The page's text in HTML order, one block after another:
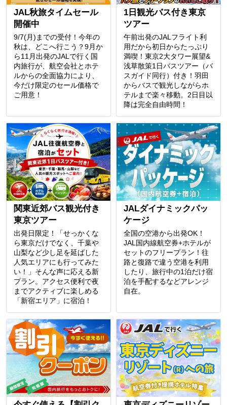
JAL秋旅タイムセール
開催中
9/7(月)までの受付！今年の
秋は、どこへ行こう？9月か
ら11月出発のJALで行く国
内旅行が、航空会社とホテ
ルからの全面協力により、
今だけ限定のセール価格で
ご用意！
1日観光バス付き東京
ツアー
午前出発のJALフライト利
用だから初日からたっぷり
満喫！東京2大タワー展望&
浅草散策1日バスツアー（バ
スガイド同行）付き！羽田
からバスで観光しながらホ
テルまで楽々移動。2日目以
降は完全自由時間！
関東近郊バス観光付き
東京ツアー
出発日限定！「せっかくな
ら東京だけでなく、千葉や
山梨など少し足を延ばした
人気エリアにも行ってみた
い！」そんな声に応える新
プラン。アクセス便利で夜
までアクティブに楽しめる
「新宿エリア」に宿泊！
JALダイナミックパッ
ケージ
全国の空港から出発OK！
JAL国内線航空券+ホテルが
セットのフリープラン！往
路と復路で違う空港を利用
したり、旅行中の1泊だけ宿
泊を手配するなどアレンジ
自在。